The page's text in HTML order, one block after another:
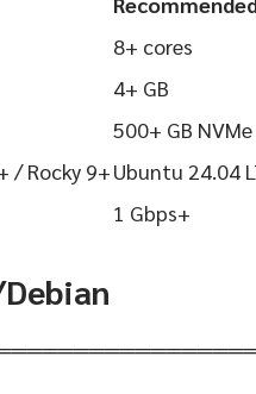
8+ cores
4+ GB
500+ GB NVMe
/ Rocky 9+Ubuntu 24.04
1 Gbps+